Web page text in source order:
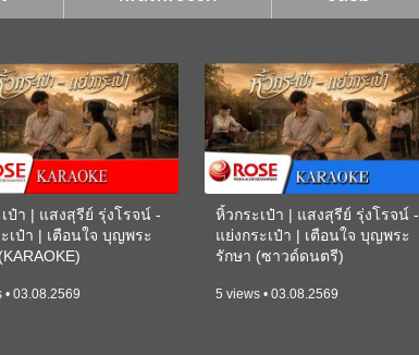
ป๋า | แสงสุรีย์ รุ่งโรจน์ -
เป๋า | เตือนใจ บุญพระ
• 03.08.2569
หิ้วกระเป๋า | แสงสุรีย์ รุ่งโรจน์ -
แย่งกระเป๋า | เตือนใจ บุญพระ
รักษา (ซาวด์ดนตรี)
5 views • 03.08.2569